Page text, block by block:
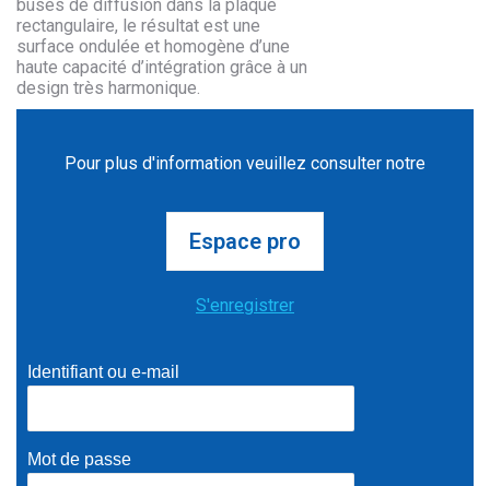
buses de diffusion dans la plaque
rectangulaire, le résultat est une
surface ondulée et homogène d’une
haute capacité d’intégration grâce à un
design très harmonique.
Pour plus d'information veuillez consulter notre
Espace pro
S'enregistrer
Identifiant ou e-mail
Mot de passe